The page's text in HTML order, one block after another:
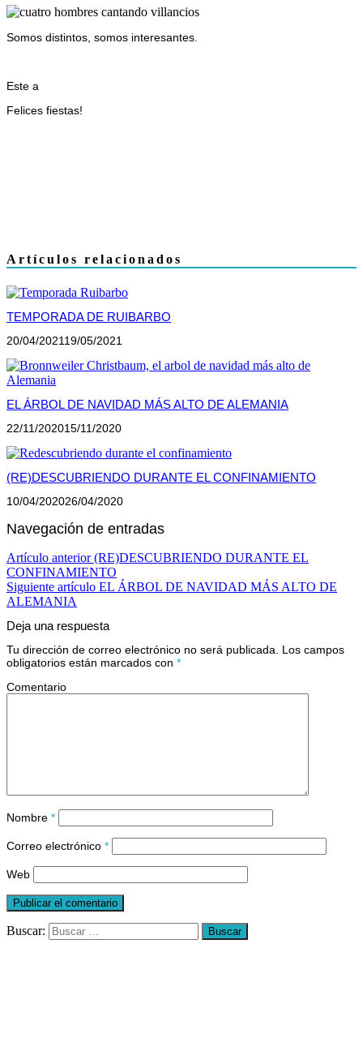
Somos distintos, somos interesantes.
Este a
Felices fiestas!
Artículos relacionados
TEMPORADA DE RUIBARBO
20/04/202119/05/2021
EL ÁRBOL DE NAVIDAD MÁS ALTO DE ALEMANIA
22/11/202015/11/2020
(RE)DESCUBRIENDO DURANTE EL CONFINAMIENTO
10/04/202026/04/2020
Navegación de entradas
Artículo anterior (RE)DESCUBRIENDO DURANTE EL
CONFINAMIENTO
Siguiente artículo EL ÁRBOL DE NAVIDAD MÁS ALTO DE
ALEMANIA
Deja una respuesta
Tu dirección de correo electrónico no será publicada.
Los campos
obligatorios están marcados con *
Comentario
Nombre *
Correo electrónico *
Web
Buscar: